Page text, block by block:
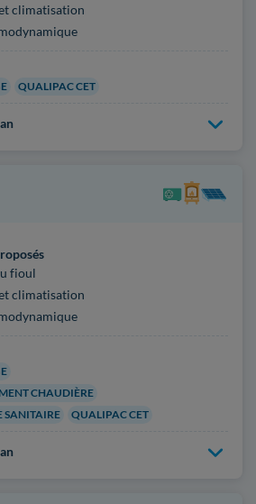
climatisation
QUALIPAC CET
fioul
climatisation
CHAUDIÈRE
SANITAIRE
QUALIPAC CET